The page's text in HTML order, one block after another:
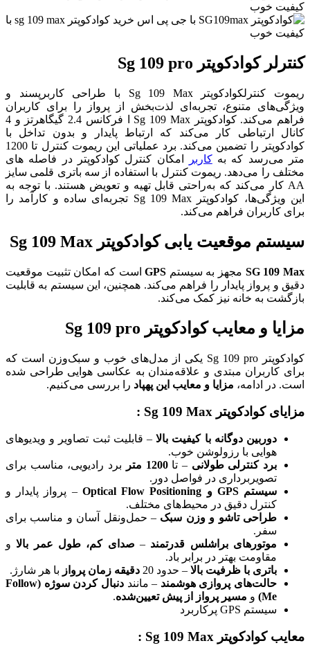
کنترلر کوادکوپتر Sg 109 pro
ریموت کنترلکوادکوپتر Sg 109 Max با طراحی کاربرپسند و
ویژگی‌های متنوع، تجربه‌ای لذت‌بخش از پرواز را برای کاربران
فراهم می‌کند. کوادکوپتر Sg 109 Max ا فرکانس 2.4 گیگاهرتز و 4
کانال ارتباطی کار می‌کند که ارتباط پایدار و بدون تداخل با
کوادکوپتر را تضمین می‌کند. برد عملیاتی این ریموت کنترل تا 1200
متر می‌رسد که بهکاربر
امکان کنترل کوادکوپتر در فاصله های
مختلف را می‌دهد. ریموت کنترل با استفاده از سه باتری قلمی سایز
AA کار می‌کند که به‌راحتی قابل تهیه و تعویض هستند. با توجه به
این ویژگی‌ها، کوادکوپتر Sg 109 Max تجربه‌ای ساده و کارآمد را
برای کاربران فراهم می‌کند.
سیستم موقعیت یابی کوادکوپتر Sg 109 Max
SG 109 Max مجهز به سیستم GPSاست که امکان تثبیت موقعیت
دقیق و پرواز پایدار را فراهم می‌کند. همچنین، این سیستم به قابلیت
بازگشت به خانه نیز کمک می‌کند.
مزایا و معایب کوادکوپتر Sg 109 pro
کوادکوپتر Sg 109 pro یکی از مدل‌های خوب و سبک‌وزن است که
برای کاربران مبتدی و علاقه‌مندان به عکاسی هوایی طراحی شده
است. در ادامه، مزایا و معایب این پهپاد را بررسی می‌کنیم.
مزایای کوادکوپتر Sg 109 Max :
دوربین دوگانه با کیفیت بالا– قابلیت ثبت تصاویر و ویدیوهای
هوایی با رزولوشن خوب.
برد کنترلی طولانی – تا1200 متر
برد رادیویی، مناسب برای
تصویربرداری در فواصل دور.
سیستم GPS و Optical Flow Positioning
– پرواز پایدار و
کنترل دقیق در محیط‌های مختلف.
طراحی تاشو و وزن سبک – حمل‌ونقل آسان و مناسب برای
سفر.
موتورهای براشلس قدرتمند – صدای کم، طول عمر بالاو
مقاومت بهتر در برابر باد.
باتری با ظرفیت بالا – حدود 20 دقیقه زمان پرواز با هر شارژ.
حالت‌های پروازی هوشمند – مانند
دنبال کردن سوژه (Follow
Me) و مسیر پرواز از پیش تعیین‌شده.
سیستم GPS پرکاربرد
معایب کوادکوپتر Sg 109 Max :